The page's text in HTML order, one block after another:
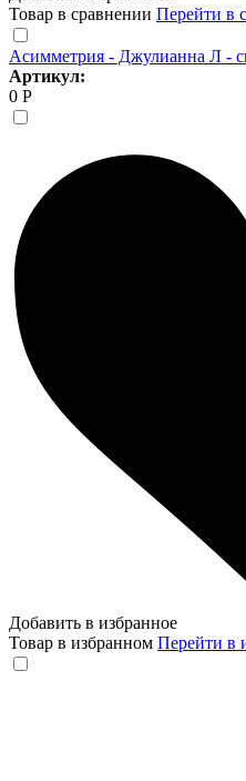
Товар в сравнении Перейти в
Асимметрия - Джулианна Л -
Артикул:
0 Р
Добавить в избранное
Товар в избранном Перейти в